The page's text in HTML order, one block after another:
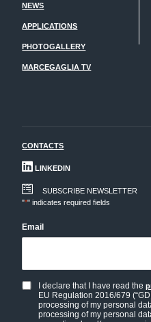
NEWS
APPLICATIONS
PHOTOGALLERY
MARCEGAGLIA TV
CONTACTS
LINKEDIN
SUBSCRIBE NEWSLETTER
"*" indicates required fields
Email
Privacy
policy
I declare that I have read the
EU Regulation 2016/679
processing of my personal
processing of my personal